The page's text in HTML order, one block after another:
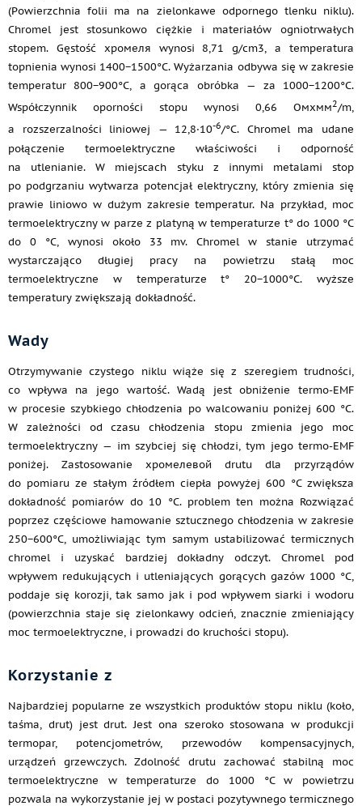
(Powierzchnia folii ma na zielonkawe odpornego tlenku niklu).
Chromel jest stosunkowo ciężkie i materiałów ogniotrwałych
stopem. Gęstość хромеля wynosi 8,71 g/cm3, a temperatura
topnienia wynosi 1400−1500°C. Wyżarzania odbywa się w zakresie
temperatur 800−900°C, a gorąca obróbka — za 1000−1200°C.
Współczynnik oporności stopu wynosi 0,66 Омхмм2/m,
a rozszerzalności liniowej — 12,8·10-6/°C. Chromel ma udane
połączenie termoelektryczne właściwości i odporność
na utlenianie. W miejscach styku z innymi metalami stop
po podgrzaniu wytwarza potencjał elektryczny, który zmienia się
prawie liniowo w dużym zakresie temperatur. Na przykład, moc
termoelektryczny w parze z platyną w temperaturze t° do 1000 °C
do 0 °C, wynosi około 33 mv. Chromel w stanie utrzymać
wystarczająco długiej pracy na powietrzu stałą moc
termoelektryczne w temperaturze t° 20−1000°C. wyższe
temperatury zwiększają dokładność.
Wady
Otrzymywanie czystego niklu wiąże się z szeregiem trudności,
co wpływa na jego wartość. Wadą jest obniżenie termo-EMF
w procesie szybkiego chłodzenia po walcowaniu poniżej 600 °C.
W zależności od czasu chłodzenia stopu zmienia jego moc
termoelektryczny — im szybciej się chłodzi, tym jego termo-EMF
poniżej. Zastosowanie хромелевой drutu dla przyrządów
do pomiaru ze stałym źródłem ciepła powyżej 600 °C zwiększa
dokładność pomiarów do 10 °C. problem ten można Rozwiązać
poprzez częściowe hamowanie sztucznego chłodzenia w zakresie
250−600°C, umożliwiając tym samym ustabilizować termicznych
chromel i uzyskać bardziej dokładny odczyt. Chromel pod
wpływem redukujących i utleniających gorących gazów 1000 °C,
poddaje się korozji, tak samo jak i pod wpływem siarki i wodoru
(powierzchnia staje się zielonkawy odcień, znacznie zmieniający
moc termoelektryczne, i prowadzi do kruchości stopu).
Korzystanie z
Najbardziej popularne ze wszystkich produktów stopu niklu (koło,
taśma, drut) jest drut. Jest ona szeroko stosowana w produkcji
termopar, potencjometrów, przewodów kompensacyjnych,
urządzeń grzewczych. Zdolność drutu zachować stabilną moc
termoelektryczne w temperaturze do 1000 °C w powietrzu
pozwala na wykorzystanie jej w postaci pozytywnego termicznego